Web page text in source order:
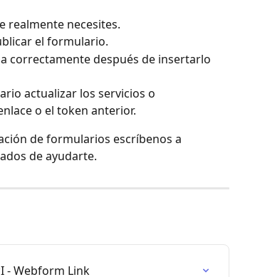
realmente necesites.
el formulario.
correctamente después de insertarlo
actualizar los servicios o
o el token anterior.
de formularios escríbenos a
de ayudarte.
- Webform Link